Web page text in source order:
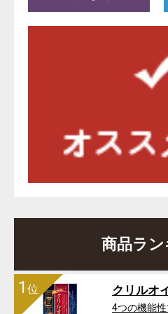
商品ラ
1 位 クリルオ
4つの機能